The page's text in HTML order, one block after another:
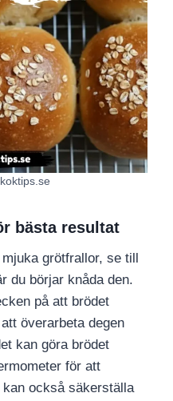
bästa resultat
grötfrallor, se till
du börjar knåda den.
på att brödet
överarbeta degen
kan göra brödet
för att
också säkerställa